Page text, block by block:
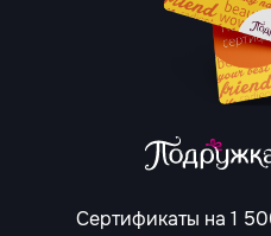
Сертификаты на 1